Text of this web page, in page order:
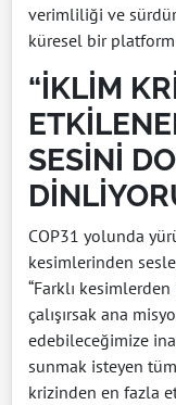
verimliliği ve
küresel bir
“İKLİM
SESİNİ
COP31 yolunda
kesimlerinden
“Farklı
çalışırsak ana
edebileceğimize
sunmak isteyen
krizinden en fazla